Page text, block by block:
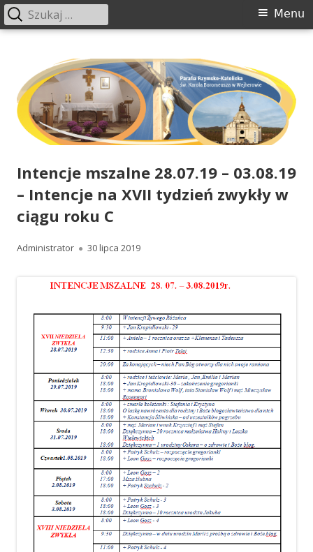
treści
Menu
Menu
Szukaj:
Intencje mszalne 28.07.19 – 03.08.19
– Intencje na XVII tydzień zwykły w
ciągu roku C
Autor
Administrator Opublikowano
30 lipca 2019